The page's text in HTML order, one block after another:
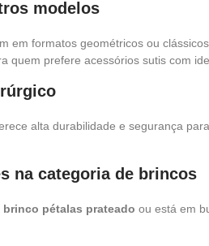
modelos
em formatos geométricos ou
quem prefere acessórios sutis com
alta durabilidade e segurança
na categoria de brincos
brinco pétalas prateado ou está em